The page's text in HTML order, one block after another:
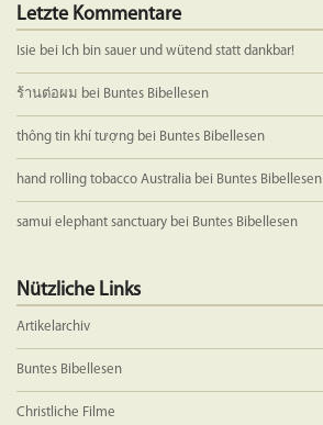
Letzte Kommentare
Isie bei Ich bin sauer und wütend statt dankbar!
ร้านต่อผม bei Buntes Bibellesen
thông tin khí tượng bei Buntes Bibellesen
hand rolling tobacco Australia bei Buntes Bibellesen
samui elephant sanctuary bei Buntes Bibellesen
Nützliche Links
Artikelarchiv
Buntes Bibellesen
Christliche Filme